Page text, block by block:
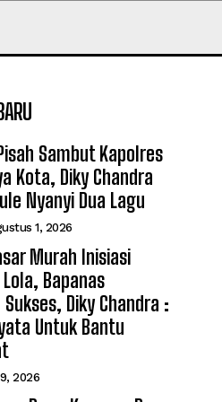
Sambut Kapolres
Kota, Diky Chandra
Nyanyi Dua Lagu
1, 2026
Murah Inisiasi
Bapanas
Diky Chandra :
Untuk Bantu
2026